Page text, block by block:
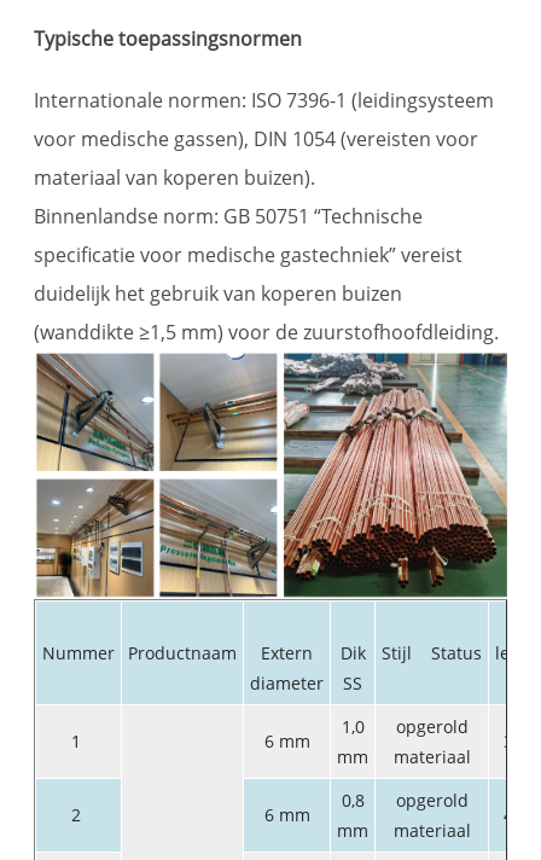
Typische toepassingsnormen
Internationale normen: ISO 7396-1 (leidingsysteem
voor medische gassen), DIN 1054 (vereisten voor
materiaal van koperen buizen).
Binnenlandse norm: GB 50751 “Technische
specificatie voor medische gastechniek” vereist
duidelijk het gebruik van koperen buizen
(wanddikte ≥1,5 mm) voor de zuurstofhoofdleiding.
Nummer Productnaam
Extern
diameter
Dik
SS
Stijl Status
1 6 mm
1,0
mm
opgerold
materiaal
350
2 6 mm
0,8
mm
opgerold
materiaal
430